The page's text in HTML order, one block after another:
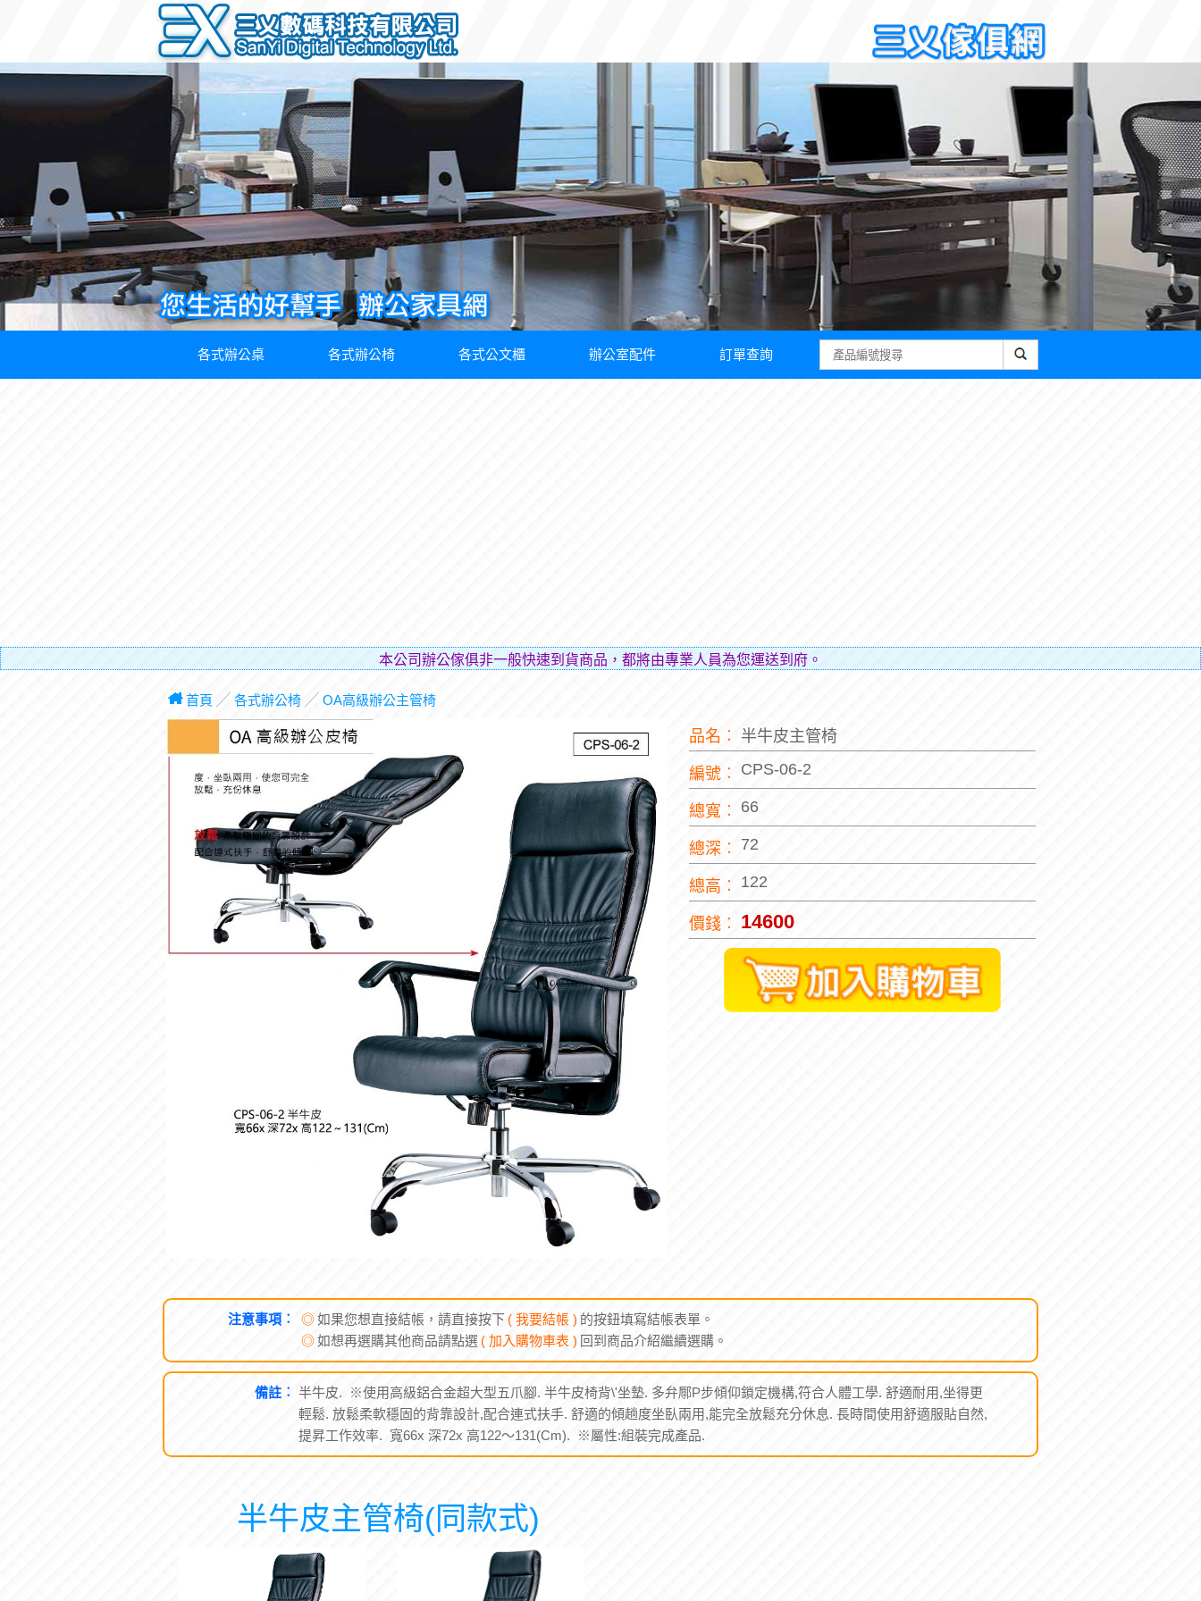
各式辦公桌 各式辦公椅 各式公文櫃 辦公室配件 訂單查詢
本公司辦公傢俱非一般快速到貨商品，都將由專業人員為您運送到府。
首頁 ╱ 各式辦公椅╱ OA高級辦公主管椅
品名︰ 半牛皮主管椅
編號︰ CPS-06-2
總寬︰ 66
總深︰ 72
總高︰ 122
價錢︰ 14600
注意事項︰ ◎如果您想直接結帳，請直接按下 ( 我要結帳 ) 的按鈕填寫結帳表單。
◎如想再選購其他商品請點選 ( 加入購物車表 ) 回到商品介紹繼續選購。
備註︰ 半牛皮. ※使用高級鋁合金超大型五爪腳. 半牛皮椅背\'坐墊. 多弁鄏P步傾仰鎖定機構,符合人體工學. 舒適耐用,坐得更
輕鬆. 放鬆柔軟穩固的背靠設計,配合連式扶手. 舒適的傾趟度坐臥兩用,能完全放鬆充分休息. 長時間使用舒適服貼自然,
提昇工作效率. 寬66x 深72x 高122～131(Cm). ※屬性:組裝完成產品.
半牛皮主管椅(同款式)